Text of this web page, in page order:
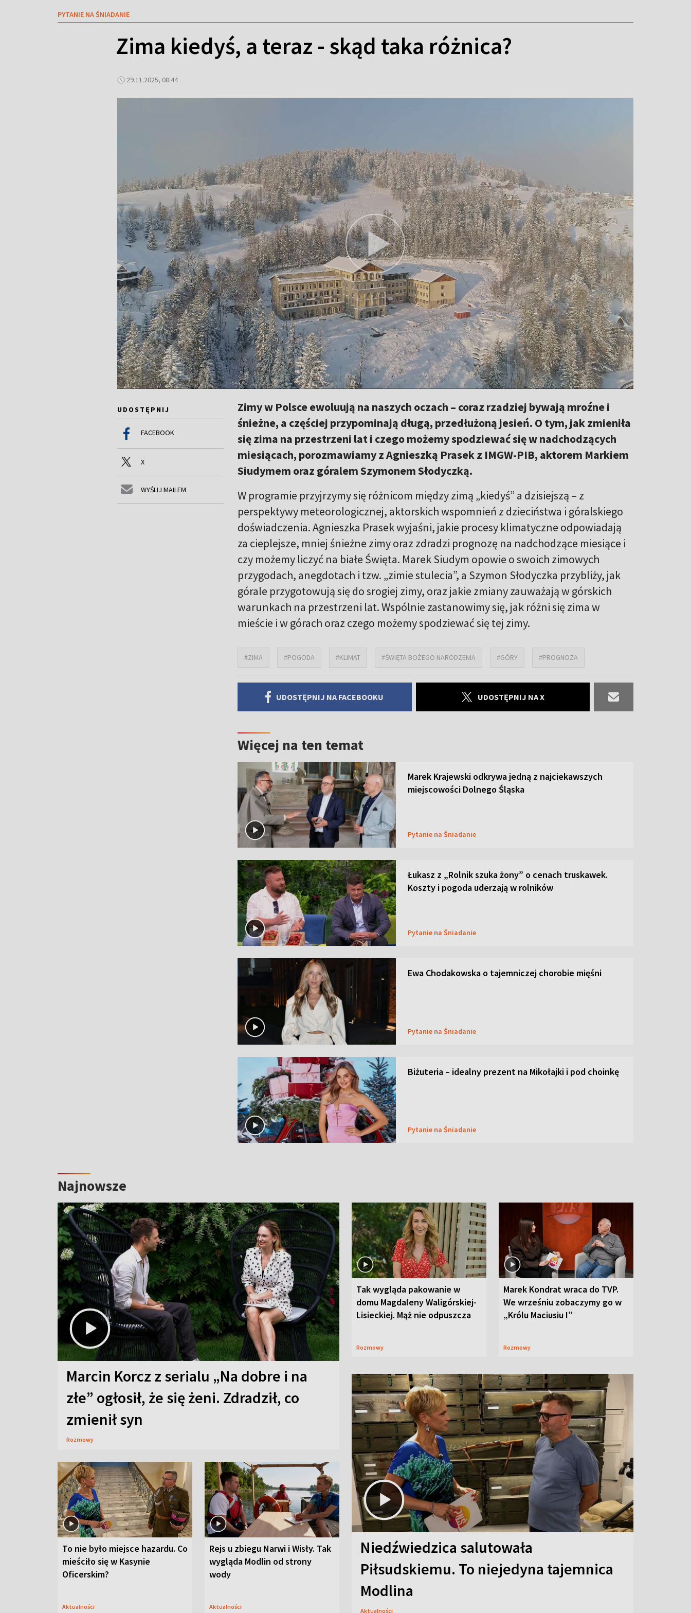
PYTANIE NA ŚNIADANIE
Zima kiedyś, a teraz - skąd taka różnica?
29.11.2025, 08:44
UDOSTĘPNIJ
FACEBOOK
X
WYŚLIJ MAILEM
Zimy w Polsce ewoluują na naszych oczach – coraz rzadziej bywają mroźne i
śnieżne, a częściej przypominają długą, przedłużoną jesień. O tym, jak zmieniła
się zima na przestrzeni lat i czego możemy spodziewać się w nadchodzących
miesiącach, porozmawiamy z Agnieszką Prasek z IMGW-PIB, aktorem Markiem
Siudymem oraz góralem Szymonem Słodyczką.
W programie przyjrzymy się różnicom między zimą „kiedyś” a dzisiejszą – z
perspektywy meteorologicznej, aktorskich wspomnień z dzieciństwa i góralskiego
doświadczenia. Agnieszka Prasek wyjaśni, jakie procesy klimatyczne odpowiadają
za cieplejsze, mniej śnieżne zimy oraz zdradzi prognozę na nadchodzące miesiące i
czy możemy liczyć na białe Święta. Marek Siudym opowie o swoich zimowych
przygodach, anegdotach i tzw. „zimie stulecia”, a Szymon Słodyczka przybliży, jak
górale przygotowują się do srogiej zimy, oraz jakie zmiany zauważają w górskich
warunkach na przestrzeni lat. Wspólnie zastanowimy się, jak różni się zima w
mieście i w górach oraz czego możemy spodziewać się tej zimy.
#ZIMA #POGODA #KLIMAT #ŚWIĘTA BOŻEGO NARODZENIA #GÓRY #PROGNOZA
UDOSTĘPNIJ NA FACEBOOKU UDOSTĘPNIJ NA X
Więcej na ten temat
Marek Krajewski odkrywa jedną z najciekawszych
miejscowości Dolnego Śląska
Pytanie na Śniadanie
Łukasz z „Rolnik szuka żony” o cenach truskawek.
Koszty i pogoda uderzają w rolników
Pytanie na Śniadanie
Ewa Chodakowska o tajemniczej chorobie mięśni
Pytanie na Śniadanie
Biżuteria – idealny prezent na Mikołajki i pod choinkę
Pytanie na Śniadanie
Najnowsze
Marcin Korcz z serialu „Na dobre i na
złe” ogłosił, że się żeni. Zdradził, co
zmienił syn
Rozmowy
Tak wygląda pakowanie w
domu Magdaleny Waligórskiej-
Lisieckiej. Mąż nie odpuszcza
Rozmowy
Marek Kondrat wraca do TVP.
We wrześniu zobaczymy go w
„Królu Maciusiu I”
Rozmowy
To nie było miejsce hazardu. Co
mieściło się w Kasynie
Oficerskim?
Aktualności
Rejs u zbiegu Narwi i Wisły. Tak
wygląda Modlin od strony
wody
Aktualności
Niedźwiedzica salutowała
Piłsudskiemu. To niejedyna tajemnica
Modlina
Aktualności